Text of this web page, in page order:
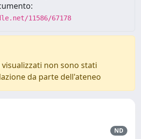
11586/67178
non sono stati
da parte dell'ateneo
ND